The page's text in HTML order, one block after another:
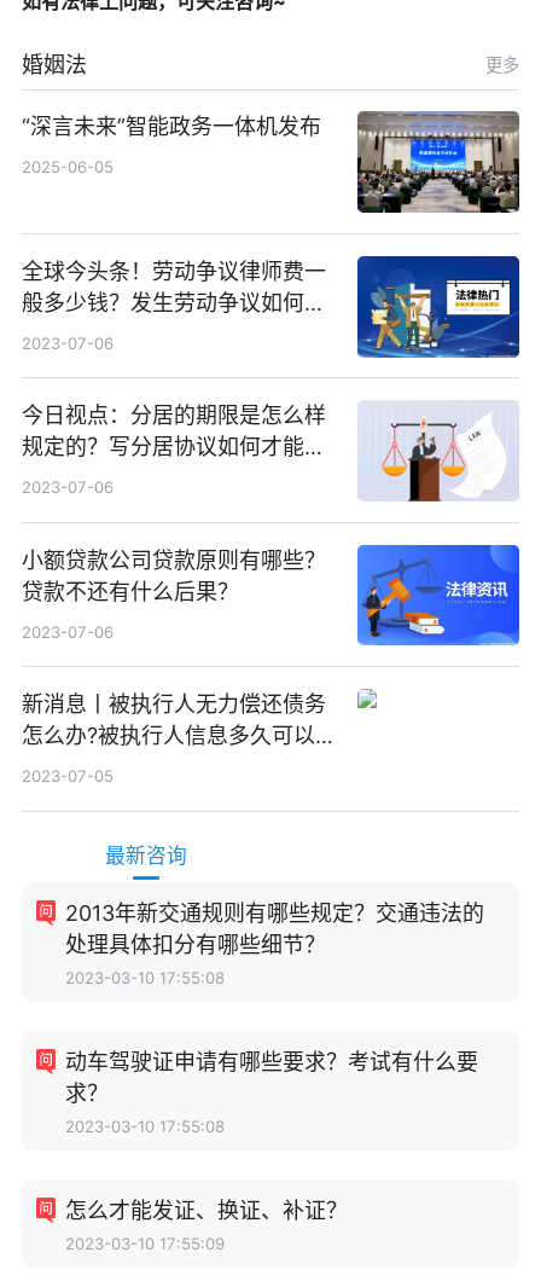
婚姻法 更多
“深言未来”智能政务一体机发布
2025-06-05
全球今头条！劳动争议律师费一
般多少钱？发生劳动争议如何算
工资？
2023-07-06
今日视点：分居的期限是怎么样
规定的？写分居协议如何才能有
效？
2023-07-06
小额贷款公司贷款原则有哪些？
贷款不还有什么后果？
2023-07-06
新消息丨被执行人无力偿还债务
怎么办?被执行人信息多久可以
消除?
2023-07-05
最新咨询
2013年新交通规则有哪些规定？交通违法的
处理具体扣分有哪些细节？
2023-03-10 17:55:08
动车驾驶证申请有哪些要求？考试有什么要
求？
2023-03-10 17:55:08
怎么才能发证、换证、补证？
2023-03-10 17:55:09